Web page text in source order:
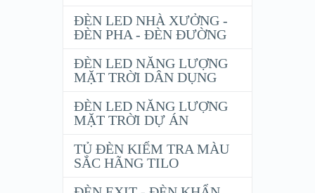
ĐÈN LED NHÀ XƯỞNG -
ĐÈN PHA - ĐÈN ĐƯỜNG
ĐÈN LED NĂNG LƯỢNG
MẶT TRỜI DÂN DỤNG
ĐÈN LED NĂNG LƯỢNG
MẶT TRỜI DỰ ÁN
TỦ ĐÈN KIỂM TRA MÀU
SẮC HÃNG TILO